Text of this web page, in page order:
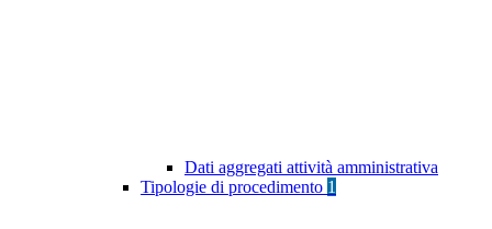
Dati aggregati attività amministrativa
Tipologie di procedimento 1